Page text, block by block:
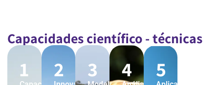
Capacidades científico - técnicas
1 2 3 4 5